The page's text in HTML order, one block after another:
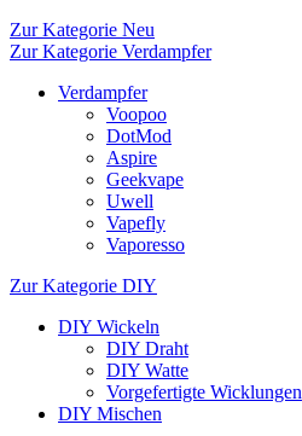
Zur Kategorie Neu
Zur Kategorie Verdampfer
Verdampfer
Voopoo
DotMod
Aspire
Geekvape
Uwell
Vapefly
Vaporesso
Zur Kategorie DIY
DIY Wickeln
DIY Draht
DIY Watte
Vorgefertigte Wicklungen
DIY Mischen